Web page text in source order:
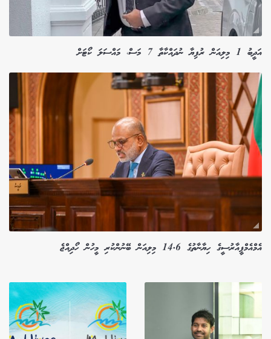
އަދީބު 1 މިލިއަން ރުފިޔާ ނުދައްކާތާ 7 މަސް، މައްސަލަ ކޯޓަށް
އެމްއެމްޕީއާރުސީގެ ހިޔާނާތުގެ 14.6 މިލިއަން ބޭނުންކުރި މީހުން ހޯދިއްޖެ